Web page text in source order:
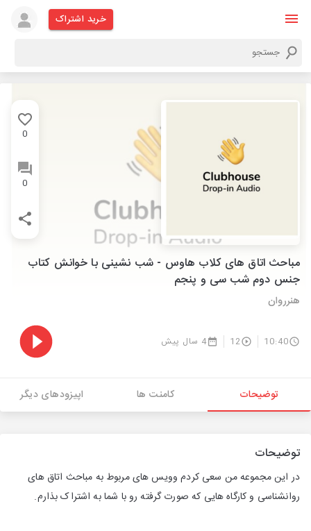
خرید اشتراک
0
0
مباحث اتاق های کلاب هاوس - شب نشینی با خوانش کتاب
جنس دوم شب سی و پنجم
هنرروان
10:40
12 4 سال پیش
توضیحات کامنت ها اپیزودهای دیگر
توضیحات
در این مجموعه من سعی کردم وویس های مربوط به مباحث اتاق های
روانشناسی و کارگاه هایی که صورت گرفته رو با شما به اشتراک بذارم.